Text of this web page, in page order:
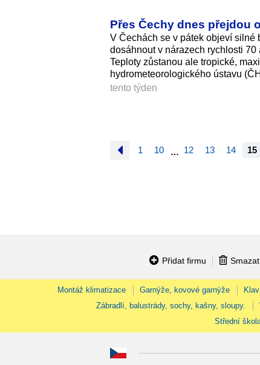
Přes Čechy dnes přejdou
V Čechách se v pátek objeví silné
dosáhnout v nárazech rychlosti
Teploty zůstanou ale tropické,
hydrometeorolo­gického ústavu
tento týden
1 10 … 12 13 14 15
Přidat firmu Smazat
Montáž klimatizace Garnýže, kovové garnýže
Zábradlí, balustrády, sochy, kašny, sloupy.
Střední